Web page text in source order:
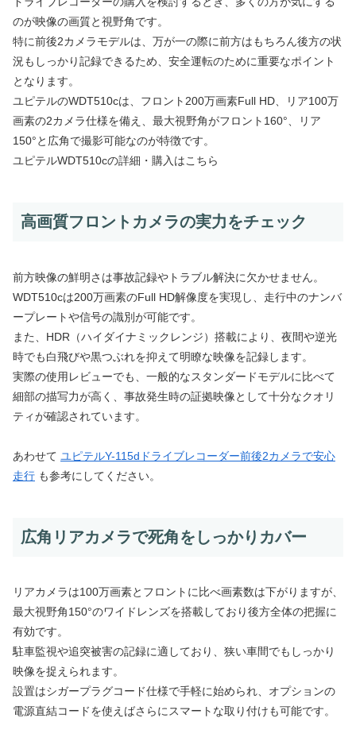
のが映像の画質と視野角です。
特に前後2カメラモデルは、万が一の際に前方はもちろん後方の状
況もしっかり記録できるため、安全運転のために重要なポイント
となります。
ユピテルのWDT510cは、フロント200万画素Full HD、リア100万
画素の2カメラ仕様を備え、最大視野角がフロント160°、リア
150°と広角で撮影可能なのが特徴です。
ユピテルWDT510cの詳細・購入はこちら
高画質フロントカメラの実力をチェック
前方映像の鮮明さは事故記録やトラブル解決に欠かせません。
WDT510cは200万画素のFull HD解像度を実現し、走行中のナンバ
ープレートや信号の識別が可能です。
また、HDR（ハイダイナミックレンジ）搭載により、夜間や逆光
時でも白飛びや黒つぶれを抑えて明瞭な映像を記録します。
実際の使用レビューでも、一般的なスタンダードモデルに比べて
細部の描写力が高く、事故発生時の証拠映像として十分なクオリ
ティが確認されています。
あわせて ユピテルY-115dドライブレコーダー前後2カメラで安心
走行 も参考にしてください。
広角リアカメラで死角をしっかりカバー
リアカメラは100万画素とフロントに比べ画素数は下がりますが、
最大視野角150°のワイドレンズを搭載しており後方全体の把握に
有効です。
駐車監視や追突被害の記録に適しており、狭い車間でもしっかり
映像を捉えられます。
設置はシガープラグコード仕様で手軽に始められ、オプションの
電源直結コードを使えばさらにスマートな取り付けも可能です。